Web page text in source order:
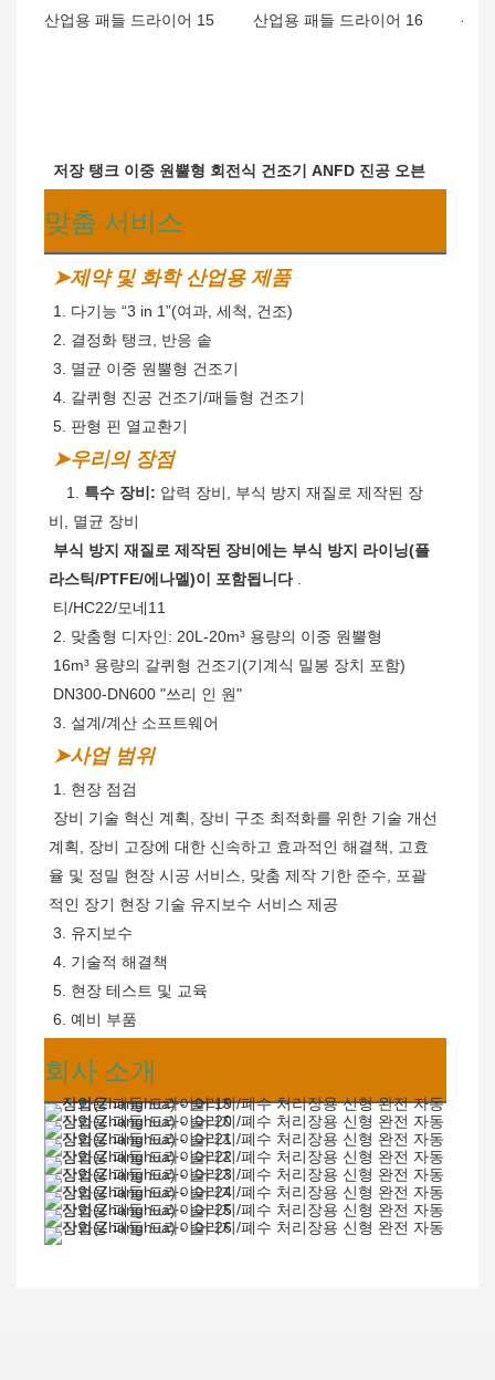
저장 탱크 이중 원뿔형 회전식 건조기 ANFD 진공 오븐
맞춤 서비스
➤제약 및 화학 산업용 제품
1. 다기능 “3 in 1”(여과, 세척, 건조)
2. 결정화 탱크, 반응 솥
3. 멸균 이중 원뿔형 건조기
4. 갈퀴형 진공 건조기/패들형 건조기
5. 판형 핀 열교환기
➤우리의 장점
   1.
특수 장비: 압력 장비, 부식 방지 재질로 제작된 장
비, 멸균 장비
부식 방지 재질로 제작된 장비에는 부식 방지 라이닝(플
라스틱/PTFE/에나멜)이 포함됩니다 .
티/HC22/모네11
2. 맞춤형 디자인: 20L-20m³ 용량의 이중 원뿔형
16m³ 용량의 갈퀴형 건조기(기계식 밀봉 장치 포함)
DN300-DN600 "쓰리 인 원"
3. 설계/계산 소프트웨어
➤사업 범위
1. 현장 점검
장비 기술 혁신 계획, 장비 구조 최적화를 위한 기술 개선
계획, 장비 고장에 대한 신속하고 효과적인 해결책, 고효
율 및 정밀 현장 시공 서비스, 맞춤 제작 기한 준수, 포괄
적인 장기 현장 기술 유지보수 서비스 제공
3. 유지보수
4. 기술적 해결책
5. 현장 테스트 및 교육
6. 예비 부품
회사 소개